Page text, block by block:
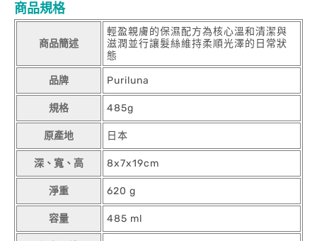
商品規格
商品簡述
輕盈親膚的保濕配方為核心溫和清潔與
滋潤並行讓髮絲維持柔順光澤的日常狀
態
品牌 Puriluna
規格 485g
原產地 日本
深、寬、高 8x7x19cm
淨重 620 g
容量 485 ml